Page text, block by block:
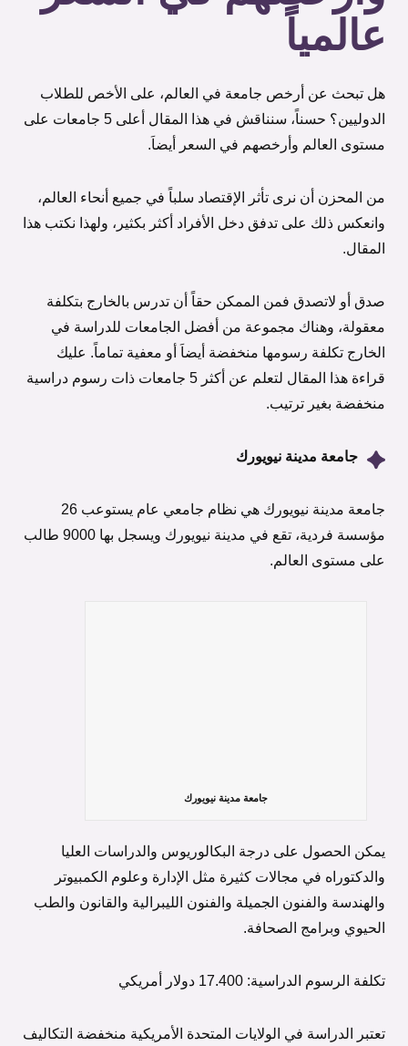
عالمياً
هل تبحث عن أرخص جامعة في العالم، على الأخص للطلاب
الدوليين؟ حسناً، سنناقش في هذا المقال أعلى 5 جامعات على
مستوى العالم وأرخصهم في السعر أيضاَ.
من المحزن أن نرى تأثر الإقتصاد سلباً في جميع أنحاء العالم،
وانعكس ذلك على تدفق دخل الأفراد أكثر بكثير، ولهذا نكتب هذا
المقال.
صدق أو لاتصدق فمن الممكن حقاً أن تدرس بالخارج بتكلفة
معقولة، وهناك مجموعة من أفضل الجامعات للدراسة في
الخارج تكلفة رسومها منخفضة أيضاَ أو معفية تماماً. عليك
قراءة هذا المقال لتعلم عن أكثر 5 جامعات ذات رسوم دراسية
منخفضة بغير ترتيب.
جامعة مدينة نيويورك
جامعة مدينة نيويورك هي نظام جامعي عام يستوعب 26
مؤسسة فردية، تقع في مدينة نيويورك ويسجل بها 9000 طالب
على مستوى العالم.
جامعة مدينة نيويورك
يمكن الحصول على درجة البكالوريوس والدراسات العليا
والدكتوراه في مجالات كثيرة مثل الإدارة وعلوم الكمبيوتر
والهندسة والفنون الجميلة والفنون الليبرالية والقانون والطب
الحيوي وبرامج الصحافة.
تكلفة الرسوم الدراسية: 17.400 دولار أمريكي
تعتبر الدراسة في الولايات المتحدة الأمريكية منخفضة التكاليف